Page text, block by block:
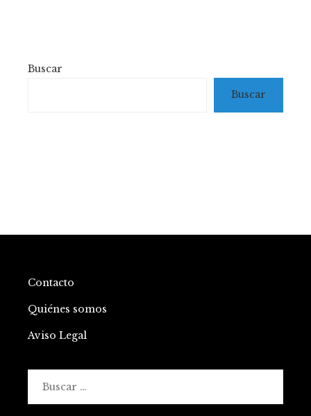
Buscar
Buscar
Contacto
Quiénes somos
Aviso Legal